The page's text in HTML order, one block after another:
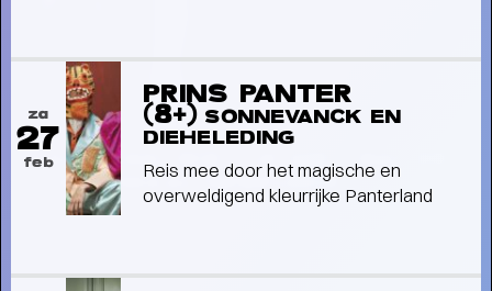
Interview
ALS KIND WIST JE NIET WAT ER
ALLEMAAL GEBEURDE- Jackie en
Marlon met de Jacksons na meer dan halve eeuw
za
27
feb
PRINS PANTER
(8+) SONNEVANCK EN
DIEHELEDING
Reis mee door het magische en
overweldigend kleurrijke Panterland